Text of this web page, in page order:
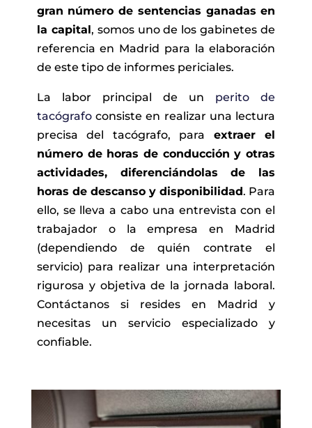
gran número de sentencias ganadas en
la capital, somos uno de los gabinetes de
referencia en Madrid para la elaboración
de este tipo de informes periciales.
La labor principal de un perito de
tacógrafoconsiste en realizar una lectura
precisa del tacógrafo, para extraer el
número de horas de conducción y otras
actividades, diferenciándolas de las
horas de descanso y disponibilidad. Para
ello, se lleva a cabo una entrevista con el
trabajador o la empresa en Madrid
(dependiendo de quién contrate el
servicio) para realizar una interpretación
rigurosa y objetiva de la jornada laboral.
Contáctanos si resides en Madrid y
necesitas un servicio especializado y
confiable.